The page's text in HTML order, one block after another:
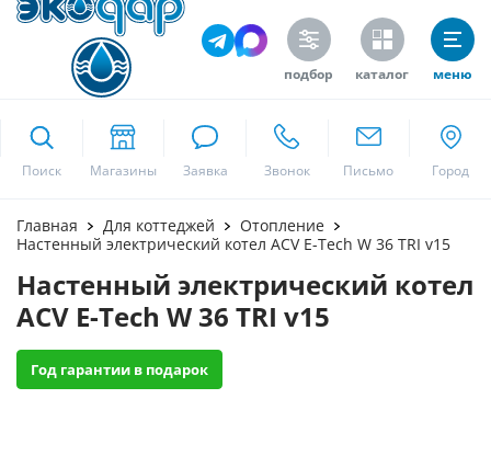
подбор каталог меню
Поиск
Москва
Главная Для коттеджей
Отопление
Настенный электрический котел ACV E-Tech W 36 TRI v15
Настенный электрический котел
ACV E-Tech W 36 TRI v15
Год гарантии в подарок